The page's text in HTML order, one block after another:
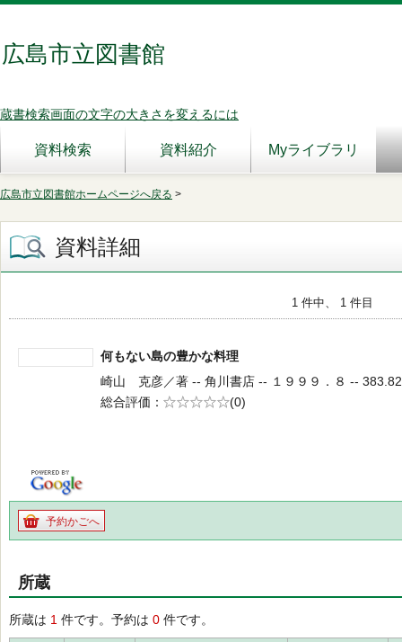
広島市立図書館
蔵書検索画面の文字の大きさを変えるには
資料検索 資料紹介 Myライブラリ
広島市立図書館ホームページへ戻る >
資料詳細
1 件中、 1 件目
何もない島の豊かな料理
崎山 克彦／著 -- 角川書店 -- １９９９．８ --
総合評価
5段階評価
(0)
予約かごへ
所蔵
所蔵は 1 件です。予約は 0 件です。